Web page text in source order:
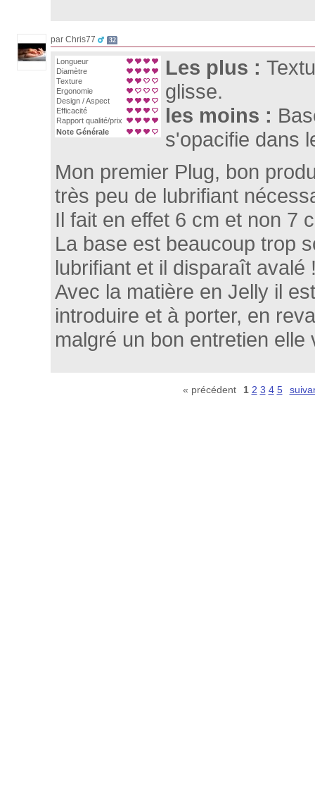
par Chris77 32
Longueur
Diamètre
Texture
Ergonomie
Design / Aspect
Efficacité
Rapport qualité/prix
Note Générale
Les plus :
glisse.
les moins :
s'opacifie dans
Mon premier Plug, bon
très peu de lubrifiant
Il fait en effet 6 cm et non 7
La base est beaucoup trop
lubrifiant et il disparaît avalé
Avec la matière en Jelly il
introduire et à porter, en
malgré un bon entretien elle
« précédent 1 2 3 4 5